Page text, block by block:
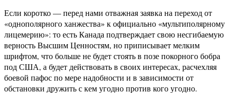
Если коротко — перед нами отважная заявка на переход от
«однополярного ханжества» к официально «мультиполярному
лицемерию»: то есть Канада подтверждает свою несгибаемую
верность Высшим Ценностям, но приписывает мелким
шрифтом, что больше не будет стоять в позе покорного бобра
под США, а будет действовать в своих интересах, расчехляя
боевой пафос по мере надобности и в зависимости от
обстановки дружить с кем угодно против кого угодно.